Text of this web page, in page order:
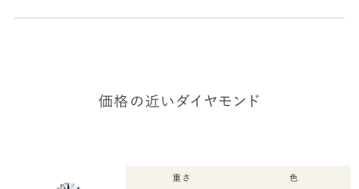
価格の近いダイヤモンド
重さ 色